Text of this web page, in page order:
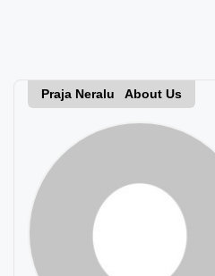
Praja Neralu About Us